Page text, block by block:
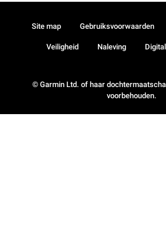
© Garmin Ltd. of haar
voorbehouden.
Site map Gebruiksvoorwaarden
Veiligheid Naleving